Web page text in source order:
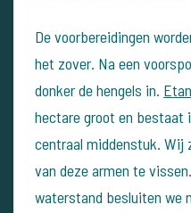
De voorbereidingen
het zover. Na een
donker de hengels in.
hectare groot en bestaat
centraal middenstuk. Wij
van deze armen te
waterstand besluiten we